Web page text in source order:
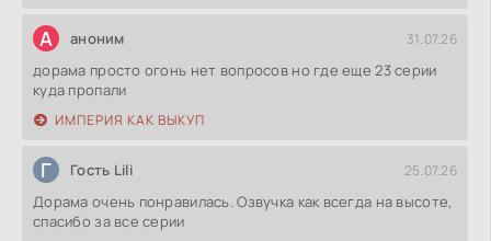
А аноним 31.07.26
дорама просто огонь нет вопросов но где еще 23 серии
куда пропали
ИМПЕРИЯ КАК ВЫКУП
Г Гость Lili 25.07.26
Дорама очень понравилась. Озвучка как всегда на высоте,
спасибо за все серии